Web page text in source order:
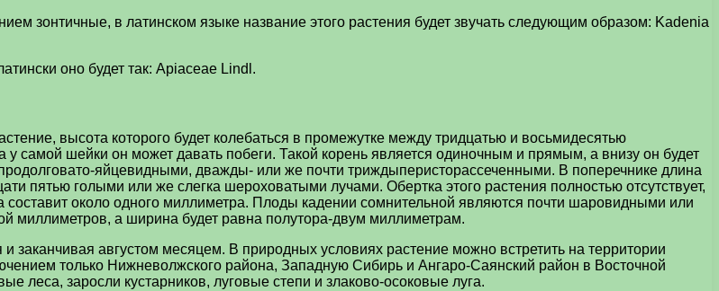
зонтичные, в латинском языке название этого растения будет звучать следующим образом: Kadenia
оно будет так: Apiaceae Lindl.
высота которого будет колебаться в промежутке между тридцатью и восьмидесятью
у самой шейки он может давать побеги. Такой корень является одиночным и прямым, а внизу он будет
яйцевидными, дважды- или же почти триждыперисторассеченными. В поперечнике длина
пятью голыми или же слегка шероховатыми лучами. Обертка этого растения полностью отсутствует,
составит около одного миллиметра. Плоды кадении сомнительной являются почти шаровидными или
миллиметров, а ширина будет равна полутора-двум миллиметрам.
заканчивая августом месяцем. В природных условиях растение можно встретить на территории
только Нижневолжского района, Западную Сибирь и Ангаро-Саянский район в Восточной
леса, заросли кустарников, луговые степи и злаково-осоковые луга.